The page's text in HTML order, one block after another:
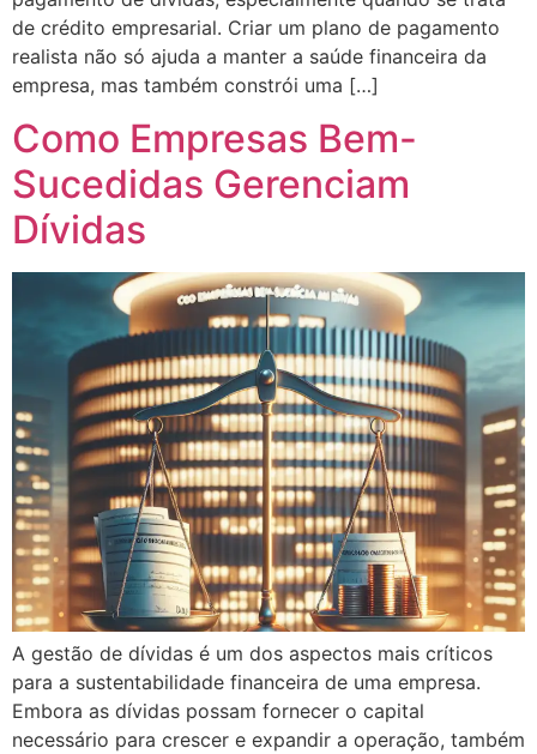
de crédito empresarial. Criar um plano de pagamento
realista não só ajuda a manter a saúde financeira da
empresa, mas também constrói uma […]
Como Empresas Bem-
Sucedidas Gerenciam
Dívidas
A gestão de dívidas é um dos aspectos mais críticos
para a sustentabilidade financeira de uma empresa.
Embora as dívidas possam fornecer o capital
necessário para crescer e expandir a operação, também